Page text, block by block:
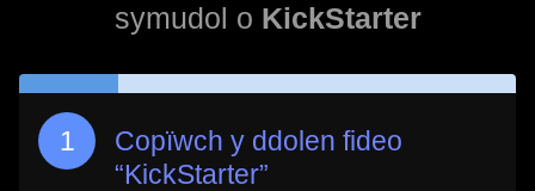
symudol o KickStarter
Copïwch y ddolen fideo
“KickStarter”